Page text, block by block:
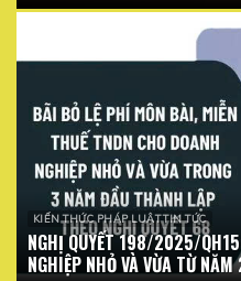
KIẾN THỨC PHÁP LUẬT TIN TỨC
NGHỊ QUYẾT 198/2025/
NGHIỆP NHỎ VÀ VỪA TỪ